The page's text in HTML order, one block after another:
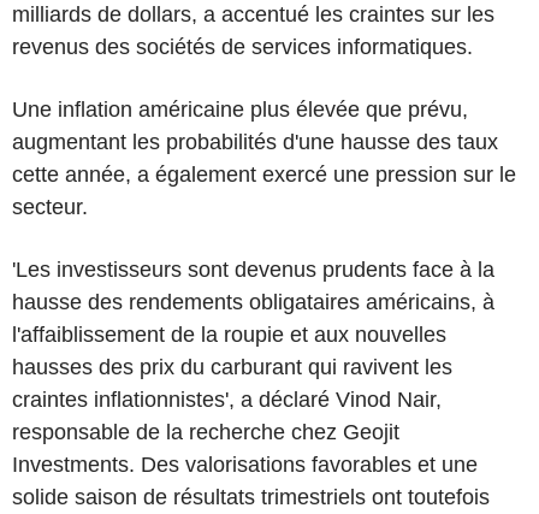
milliards de dollars, a accentué les craintes sur les
revenus des sociétés de services informatiques.
Une inflation américaine plus élevée que prévu,
augmentant les probabilités d'une hausse des taux
cette année, a également exercé une pression sur le
secteur.
'Les investisseurs sont devenus prudents face à la
hausse des rendements obligataires américains, à
l'affaiblissement de la roupie et aux nouvelles
hausses des prix du carburant qui ravivent les
craintes inflationnistes', a déclaré Vinod Nair,
responsable de la recherche chez Geojit
Investments. Des valorisations favorables et une
solide saison de résultats trimestriels ont toutefois